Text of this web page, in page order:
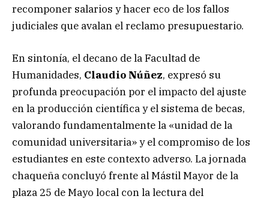
recomponer salarios y hacer eco de los fallos
judiciales que avalan el reclamo presupuestario.
En sintonía, el decano de la Facultad de
Humanidades, Claudio Núñez, expresó su
profunda preocupación por el impacto del ajuste
en la producción científica y el sistema de becas,
valorando fundamentalmente la «unidad de la
comunidad universitaria» y el compromiso de los
estudiantes en este contexto adverso. La jornada
chaqueña concluyó frente al Mástil Mayor de la
plaza 25 de Mayo local con la lectura del